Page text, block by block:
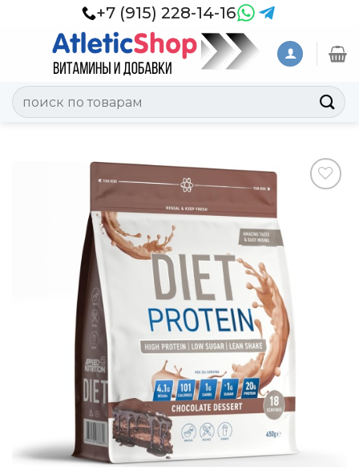
+7 (915) 228-14-16
Искать:
Вишлист